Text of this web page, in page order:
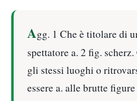
Agg. 1 Che è titolare di
spettatore a. 2 fig.
gli stessi luoghi o
essere a. alle brutte figure